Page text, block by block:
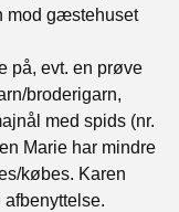
mod gæstehuset
på, evt. en prøve
broderigarn,
med spids (nr.
Marie har mindre
købes. Karen
afbenyttelse.